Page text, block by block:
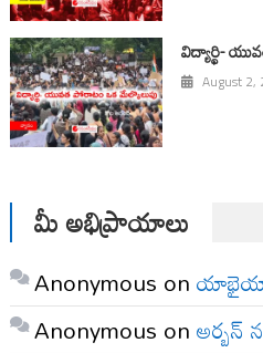
విద్యార్థి-
August 2,
మీ అభిప్రాయాలు
Anonymous on
Anonymous onఅర్బన్